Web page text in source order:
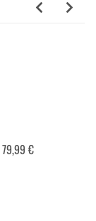
79,99 €